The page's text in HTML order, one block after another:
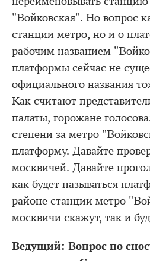
"Войковская". Но вопрос
станции метро, но и о
рабочим названием
платформы сейчас не
официального названия
Как считают
палаты, горожане
степени за метро
платформу. Давайте
москвичей. Давайте
как будет называться
районе станции метро
москвичи скажут, так и
Ведущий: Вопрос по